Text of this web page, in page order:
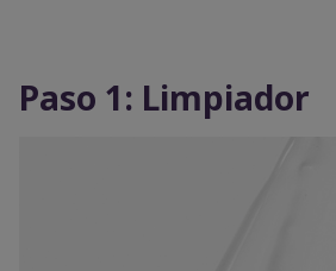
Paso 1: Limpiador